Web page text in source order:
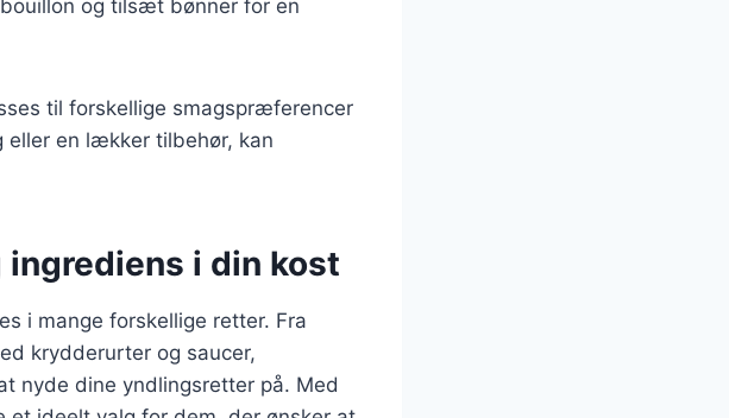
og tilsæt bønner for en
til forskellige smagspræferencer
eller en lækker tilbehør, kan
i din kost
i mange forskellige retter. Fra
krydderurter og saucer,
nyde dine yndlingsretter på. Med